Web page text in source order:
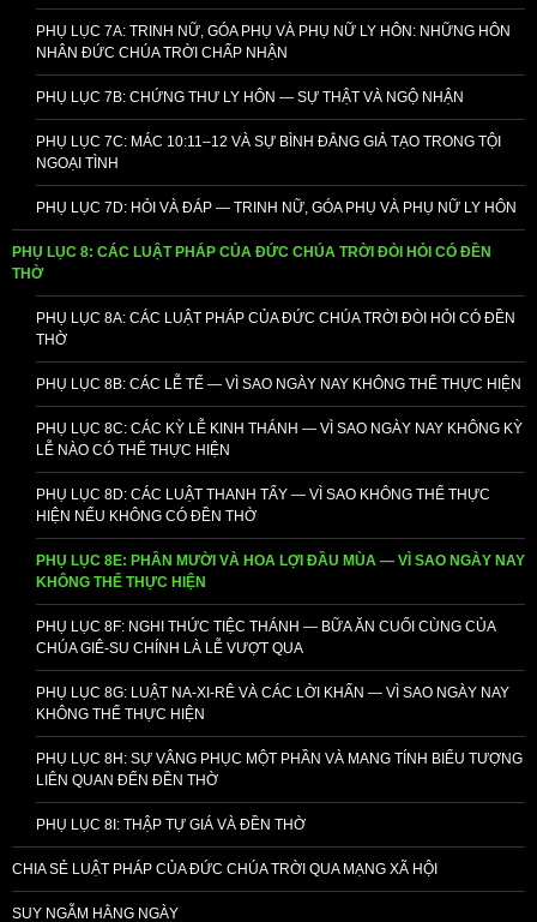
PHỤ LỤC 7A: TRINH NỮ, GÓA PHỤ VÀ PHỤ NỮ LY HÔN: NHỮNG HÔN
NHÂN ĐỨC CHÚA TRỜI CHẤP NHẬN
PHỤ LỤC 7B: CHỨNG THƯ LY HÔN — SỰ THẬT VÀ NGỘ NHẬN
PHỤ LỤC 7C: MÁC 10:11–12 VÀ SỰ BÌNH ĐẲNG GIẢ TẠO TRONG TỘI
NGOẠI TÌNH
PHỤ LỤC 7D: HỎI VÀ ĐÁP — TRINH NỮ, GÓA PHỤ VÀ PHỤ NỮ LY HÔN
PHỤ LỤC 8: CÁC LUẬT PHÁP CỦA ĐỨC CHÚA TRỜI ĐÒI HỎI CÓ ĐỀN
THỜ
PHỤ LỤC 8A: CÁC LUẬT PHÁP CỦA ĐỨC CHÚA TRỜI ĐÒI HỎI CÓ ĐỀN
THỜ
PHỤ LỤC 8B: CÁC LỄ TẾ — VÌ SAO NGÀY NAY KHÔNG THỂ THỰC HIỆN
PHỤ LỤC 8C: CÁC KỲ LỄ KINH THÁNH — VÌ SAO NGÀY NAY KHÔNG KỲ
LỄ NÀO CÓ THỂ THỰC HIỆN
PHỤ LỤC 8D: CÁC LUẬT THANH TẨY — VÌ SAO KHÔNG THỂ THỰC
HIỆN NẾU KHÔNG CÓ ĐỀN THỜ
PHỤ LỤC 8E: PHẦN MƯỜI VÀ HOA LỢI ĐẦU MÙA — VÌ SAO NGÀY NAY
KHÔNG THỂ THỰC HIỆN
PHỤ LỤC 8F: NGHI THỨC TIỆC THÁNH — BỮA ĂN CUỐI CÙNG CỦA
CHÚA GIÊ-SU CHÍNH LÀ LỄ VƯỢT QUA
PHỤ LỤC 8G: LUẬT NA-XI-RÊ VÀ CÁC LỜI KHẤN — VÌ SAO NGÀY NAY
KHÔNG THỂ THỰC HIỆN
PHỤ LỤC 8H: SỰ VÂNG PHỤC MỘT PHẦN VÀ MANG TÍNH BIỂU TƯỢNG
LIÊN QUAN ĐẾN ĐỀN THỜ
PHỤ LỤC 8I: THẬP TỰ GIÁ VÀ ĐỀN THỜ
CHIA SẺ LUẬT PHÁP CỦA ĐỨC CHÚA TRỜI QUA MẠNG XÃ HỘI
SUY NGẪM HẰNG NGÀY